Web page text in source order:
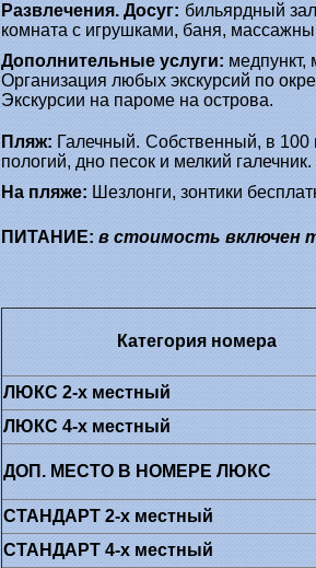
Развлечения. Досуг: бильярдный
комната с игрушками, баня,
Дополнительные услуги: медпункт,
Организация любых экскурсий по
Экскурсии на пароме на острова.
Пляж: Галечный. Собственный, в 100
пологий, дно песок и мелкий галечник.
На пляже: Шезлонги, зонтики
ПИТАНИЕ: в стоимость включен
Категория номера
ЛЮКС 2-х местный
ЛЮКС 4-х местный
ДОП. МЕСТО В НОМЕРЕ ЛЮКС
СТАНДАРТ 2-х местный
СТАНДАРТ 4-х местный